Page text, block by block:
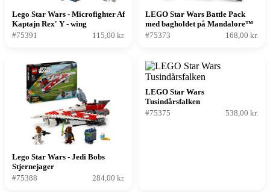
Lego Star Wars - Microfighter Af
Kaptajn Rex' Y - wing
#75391
115,00 kr.
LEGO Star Wars Battle Pack
med bagholdet på Mandalore™
#75373
168,00 kr.
Lego Star Wars - Jedi Bobs
Stjernejager
#75388
284,00 kr.
LEGO Star Wars
Tusindårsfalken
#75375
538,00 kr.